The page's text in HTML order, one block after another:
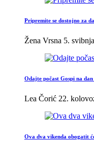
Pripremite se dostojno za
Žena Vrsna 5.
Odajte počast Gospi na
Lea Čorić 22.
Ova dva vikenda obogatit